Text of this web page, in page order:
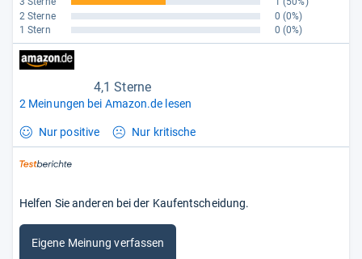
2 Sterne
0 (0%)
1 Stern
0 (0%)
4,1 Sterne
2 Meinungen bei Amazon.de lesen
Nur positive Nur kritische
Helfen Sie anderen bei der Kaufentscheidung.
Eigene Meinung verfassen